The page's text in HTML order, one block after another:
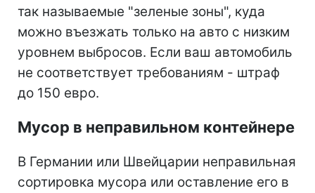
так называемые "зеленые зоны", куда
можно въезжать только на авто с низким
уровнем выбросов. Если ваш автомобиль
не соответствует требованиям - штраф
до 150 евро.
Мусор в неправильном контейнере
В Германии или Швейцарии неправильная
сортировка мусора или оставление его в